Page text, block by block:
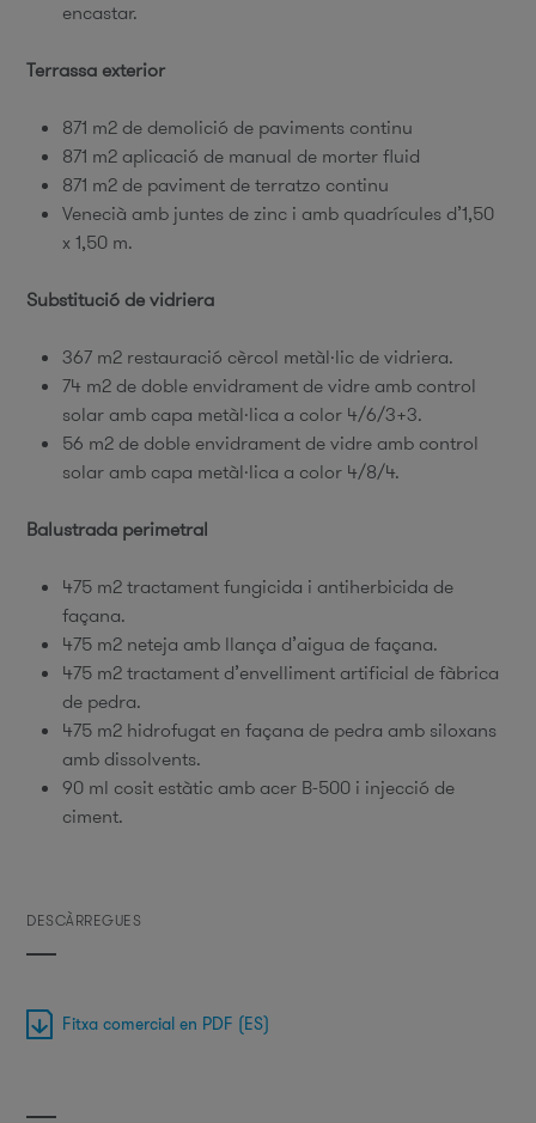
encastar.
Terrassa exterior
871 m2 de demolició de paviments continu
871 m2 aplicació de manual de morter fluid
871 m2 de paviment de terratzo continu
Venecià amb juntes de zinc i amb quadrícules d’1,50
x 1,50 m.
Substitució de vidriera
367 m2 restauració cèrcol metàl·lic de vidriera.
74 m2 de doble envidrament de vidre amb control
solar amb capa metàl·lica a color 4/6/3+3.
56 m2 de doble envidrament de vidre amb control
solar amb capa metàl·lica a color 4/8/4.
Balustrada perimetral
475 m2 tractament fungicida i antiherbicida de
façana.
475 m2 neteja amb llança d’aigua de façana.
475 m2 tractament d’envelliment artificial de fàbrica
de pedra.
475 m2 hidrofugat en façana de pedra amb siloxans
amb dissolvents.
90 ml cosit estàtic amb acer B-500 i injecció de
ciment.
DESCÀRREGUES
Fitxa comercial en PDF (ES)